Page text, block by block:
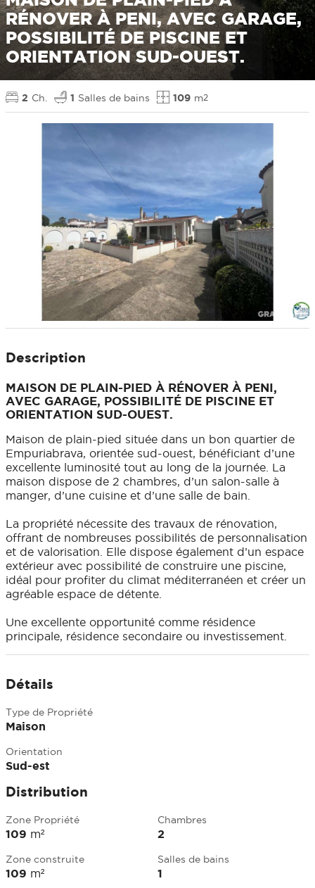
RÉNOVER À PENI, AVEC GARAGE,
POSSIBILITÉ DE PISCINE ET
ORIENTATION SUD-OUEST.
2 Ch. 1 Salles de bains 109 m2
Description
MAISON DE PLAIN-PIED À RÉNOVER À PENI,
AVEC GARAGE, POSSIBILITÉ DE PISCINE ET
ORIENTATION SUD-OUEST.
Maison de plain-pied située dans un bon quartier de
Empuriabrava, orientée sud-ouest, bénéficiant d’une
excellente luminosité tout au long de la journée. La
maison dispose de 2 chambres, d’un salon-salle à
manger, d’une cuisine et d’une salle de bain.
La propriété nécessite des travaux de rénovation,
offrant de nombreuses possibilités de personnalisation
et de valorisation. Elle dispose également d’un espace
extérieur avec possibilité de construire une piscine,
idéal pour profiter du climat méditerranéen et créer un
agréable espace de détente.
Une excellente opportunité comme résidence
principale, résidence secondaire ou investissement.
Détails
Type de Propriété
Maison
Orientation
Sud-est
Distribution
Zone Propriété
109 m²
Zone construite
109 m²
Chambres
2
Salles de bains
1